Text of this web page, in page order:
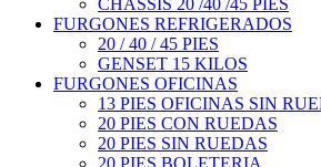
CHASSIS 20 /40 /45 PIES
FURGONES REFRIGERADOS
20 / 40 / 45 PIES
GENSET 15 KILOS
FURGONES OFICINAS
13 PIES OFICINAS SIN
20 PIES CON RUEDAS
20 PIES SIN RUEDAS
20 PIES BOLETERIA